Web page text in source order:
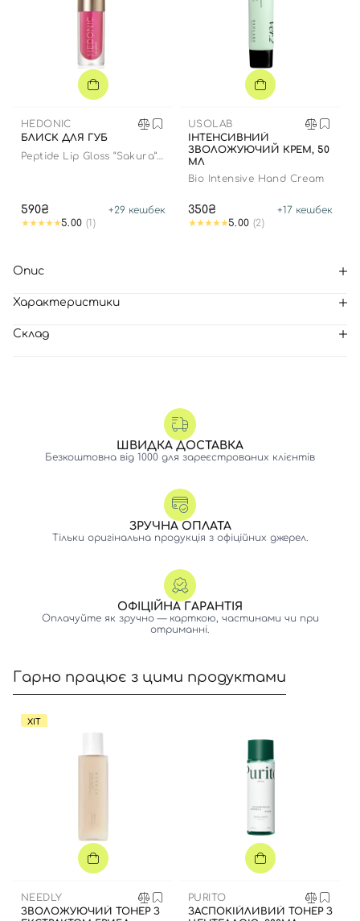
HEDONIC
БЛИСК ДЛЯ ГУБ
Peptide Lip Gloss “Sakura”
590₴ +29 кешбек
5.00 (1)
USOLAB
ІНТЕНСИВНИЙ
ЗВОЛОЖУЮЧИЙ КРЕМ, 50
МЛ
Bio Intensive Hand Cream
350₴ +17 кешбек
5.00 (2)
Опис
Характеристики
Склад
ШВИДКА ДОСТАВКА
Безкоштовна від 1000 для зареєстрованих клієнтів
ЗРУЧНА ОПЛАТА
Тільки оригінальна продукція з офіційних джерел.
ОФІЦІЙНА ГАРАНТІЯ
Оплачуйте як зручно — карткою, частинами чи при
отриманні.
Гарно працює з цими продуктами
ХІТ
NEEDLY
ЗВОЛОЖУЮЧИЙ ТОНЕР З
PURITO
ЗАСПОКІЙЛИВИЙ ТОНЕР З